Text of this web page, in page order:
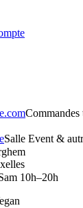
Commandes
Salle Event &
10h–20h